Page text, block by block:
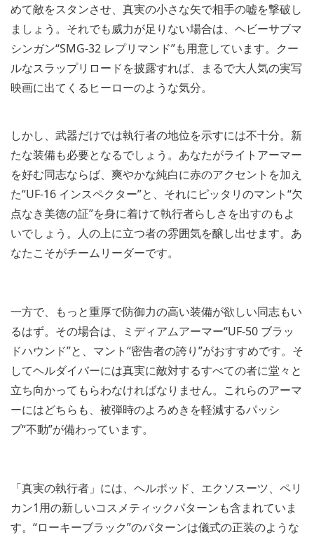
めて敵をスタンさせ、真実の小さな矢で相手の嘘を撃破し
ましょう。それでも威力が足りない場合は、ヘビーサブマ
シンガン“SMG-32 レプリマンド”も用意しています。クー
ルなスラップリロードを披露すれば、まるで大人気の実写
映画に出てくるヒーローのような気分。
しかし、武器だけでは執行者の地位を示すには不十分。新
たな装備も必要となるでしょう。あなたがライトアーマー
を好む同志ならば、爽やかな純白に赤のアクセントを加え
た“UF-16 インスペクター”と、それにピッタリのマント“欠
点なき美徳の証”を身に着けて執行者らしさを出すのもよ
いでしょう。人の上に立つ者の雰囲気を醸し出せます。あ
なたこそがチームリーダーです。
一方で、もっと重厚で防御力の高い装備が欲しい同志もい
るはず。その場合は、ミディアムアーマー“UF-50 ブラッ
ドハウンド”と、マント“密告者の誇り”がおすすめです。そ
してヘルダイバーには真実に敵対するすべての者に堂々と
立ち向かってもらわなければなりません。これらのアーマ
ーにはどちらも、被弾時のよろめきを軽減するパッシ
ブ“不動”が備わっています。
「真実の執行者」には、ヘルポッド、エクソスーツ、ペリ
カン1用の新しいコスメティックパターンも含まれていま
す。“ローキーブラック”のパターンは儀式の正装のような